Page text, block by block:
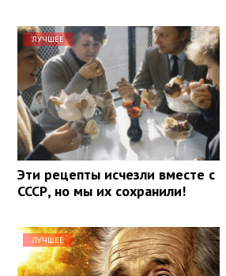
ЛУЧШЕЕ
Эти рецепты исчезли вместе с
СССР, но мы их сохранили!
ЛУЧШЕЕ